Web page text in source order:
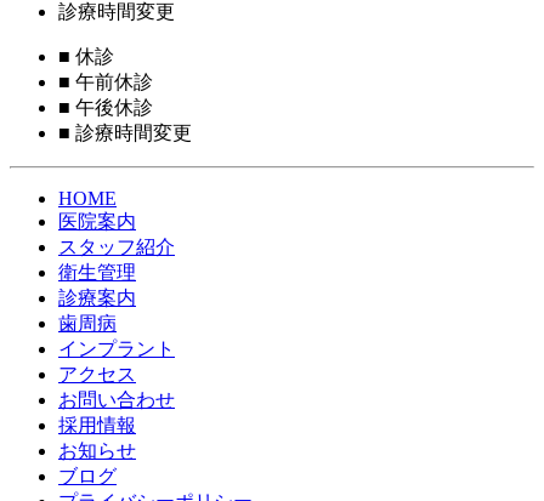
診療時間変更
■ 休診
■ 午前休診
■ 午後休診
■ 診療時間変更
HOME
医院案内
スタッフ紹介
衛生管理
診療案内
歯周病
インプラント
アクセス
お問い合わせ
採用情報
お知らせ
ブログ